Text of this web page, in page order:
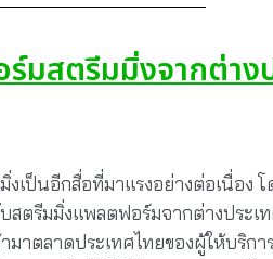
มสตรีมมิ่งจากต่าง
เป็นอีกสื่อที่มาแรงอย่างต่อเนื่อง
สตรีมมิ่งแพลตฟอร์มจากต่างประเ
มาตลาดประเทศไทยของผู้ให้บริก